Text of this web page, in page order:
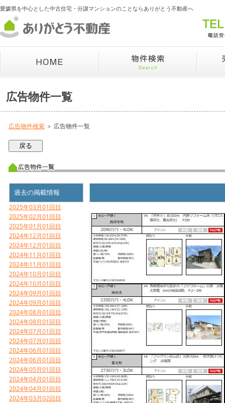
愛媛県を中心とした中古住宅・分譲マンションのことならありがとう不動産へ
広告物件一覧
広告物件検索 ＞ 広告物件一覧
過去の掲載情報
2025年03月01回目
2025年02月01回目
2025年01月01回目
2024年12月01回目
2024年12月01回目
2024年11月01回目
2024年11月01回目
2024年10月01回目
2024年10月01回目
2024年09月01回目
2024年09月01回目
2024年08月01回目
2024年08月01回目
2024年07月01回目
2024年07月01回目
2024年06月01回目
2024年06月01回目
2024年05月01回目
2024年04月01回目
2024年04月01回目
2024年03月02回目